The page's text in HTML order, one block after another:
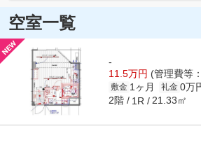
空室一覧
-
11.5万円 (管理費等
敷金 1ヶ月 礼金 0万
2階 1R 21.33㎡